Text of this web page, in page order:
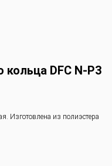
DFC N-P3
Изготовлена из полиэстера